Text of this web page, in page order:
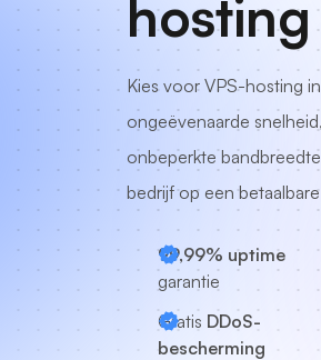
hosting
Kies voor VPS-hosting
ongeëvenaarde
onbeperkte
bedrijf op een
99,99% uptime
garantie
Gratis DDoS-
bescherming